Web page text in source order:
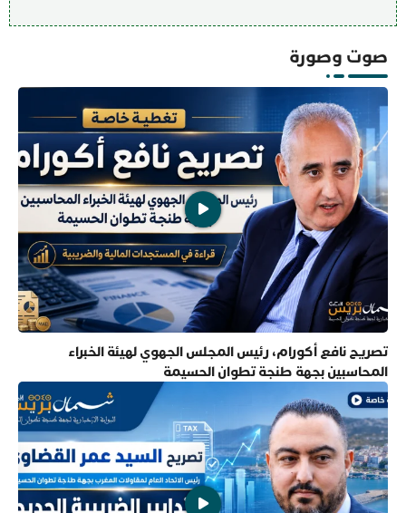
صوت وصورة
تصريح نافع أكورام، رئيس المجلس الجهوي لهيئة الخبراء
المحاسبين بجهة طنجة تطوان الحسيمة